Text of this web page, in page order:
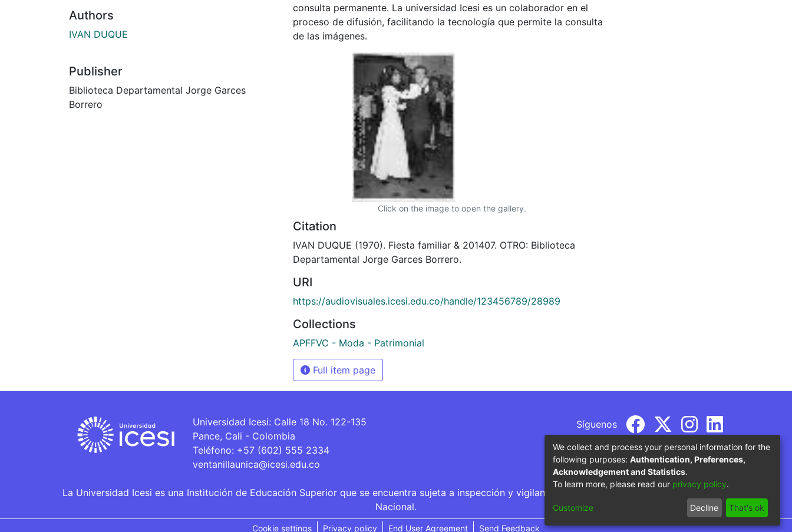
Authors
IVAN DUQUE
Publisher
Biblioteca Departamental Jorge Garces
Borrero
consulta permanente. La universidad Icesi es un colaborador en el
proceso de difusión, facilitando la tecnología que permite la consulta
de las imágenes.
Click on the image to open the gallery.
Citation
IVAN DUQUE (1970). Fiesta familiar & 201407. OTRO: Biblioteca
Departamental Jorge Garces Borrero.
URI
https://audiovisuales.icesi.edu.co/handle/123456789/28989
Collections
APFFVC - Moda - Patrimonial
Full item page
Universidad Icesi: Calle 18 No. 122-135
Pance, Cali - Colombia
Teléfono: +57 (602) 555 2334
ventanillaunica@icesi.edu.co
Síguenos
La Universidad Icesi es una Institución de Educación Superior que se encuentra sujeta a inspección y vigilancia por parte del Ministerio de Educación
Nacional.
Cookie settings Privacy policy End User Agreement Send Feedback
We collect and process your personal information for the
following purposes: Authentication, Preferences,
Acknowledgement and Statistics.
To learn more, please read our privacy policy.
Customize Decline That's ok